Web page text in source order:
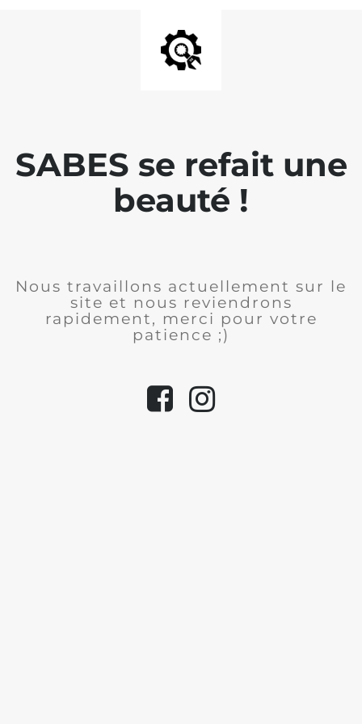
SABES se refait une
beauté !
Nous travaillons actuellement sur le
site et nous reviendrons
rapidement, merci pour votre
patience ;)